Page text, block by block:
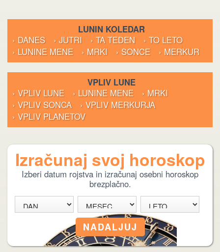
LUNIN KOLEDAR
› DANES
› JUTRI › TA TEDEN
› TO LETO
› LUNINE MENE
› MRKI › SONCE › MERKUR
VPLIV LUNE
› VPLIV LUNE
› LUNINE MENE
› MRKI
› VPLIV SONCA
› VPLIV MERKURJA
› VPLIV PLANETOV
Izračunaj svoj horoskop
Izberi datum rojstva in izračunaj osebni horoskop
brezplačno.